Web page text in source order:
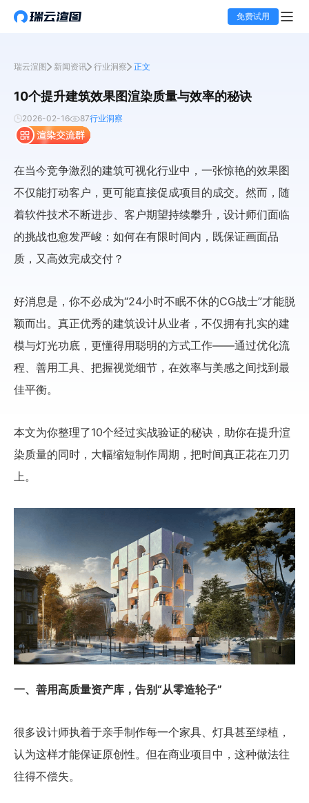
免费试用
瑞云渲图 新闻资讯 行业洞察 正文
10个提升建筑效果图渲染质量与效率的秘诀
2026-02-16 87行业洞察
在当今竞争激烈的建筑可视化行业中，一张惊艳的效果图
不仅能打动客户，更可能直接促成项目的成交。然而，随
着软件技术不断进步、客户期望持续攀升，设计师们面临
的挑战也愈发严峻：如何在有限时间内，既保证画面品
质，又高效完成交付？
好消息是，你不必成为“24小时不眠不休的CG战士”才能脱
颖而出。真正优秀的建筑设计从业者，不仅拥有扎实的建
模与灯光功底，更懂得用聪明的方式工作——通过优化流
程、善用工具、把握视觉细节，在效率与美感之间找到最
佳平衡。
本文为你整理了10个经过实战验证的秘诀，助你在提升渲
染质量的同时，大幅缩短制作周期，把时间真正花在刀刃
上。
一、善用高质量资产库，告别“从零造轮子”
很多设计师执着于亲手制作每一个家具、灯具甚至绿植，
认为这样才能保证原创性。但在商业项目中，这种做法往
往得不偿失。